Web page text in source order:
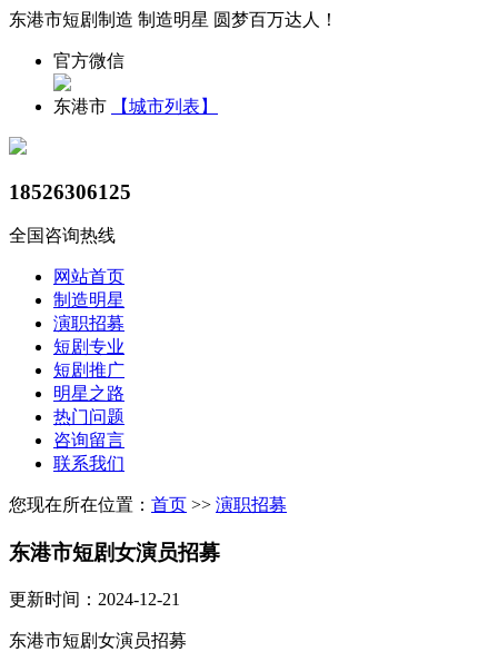
东港市短剧制造 制造明星 圆梦百万达人！
官方微信
东港市 【城市列表】
18526306125
全国咨询热线
网站首页
制造明星
演职招募
短剧专业
短剧推广
明星之路
热门问题
咨询留言
联系我们
您现在所在位置： 首页 >> 演职招募
东港市短剧女演员招募
更新时间：2024-12-21
东港市短剧女演员招募